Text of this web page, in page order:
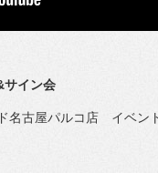
サイン会
名古屋パルコ店 イベン